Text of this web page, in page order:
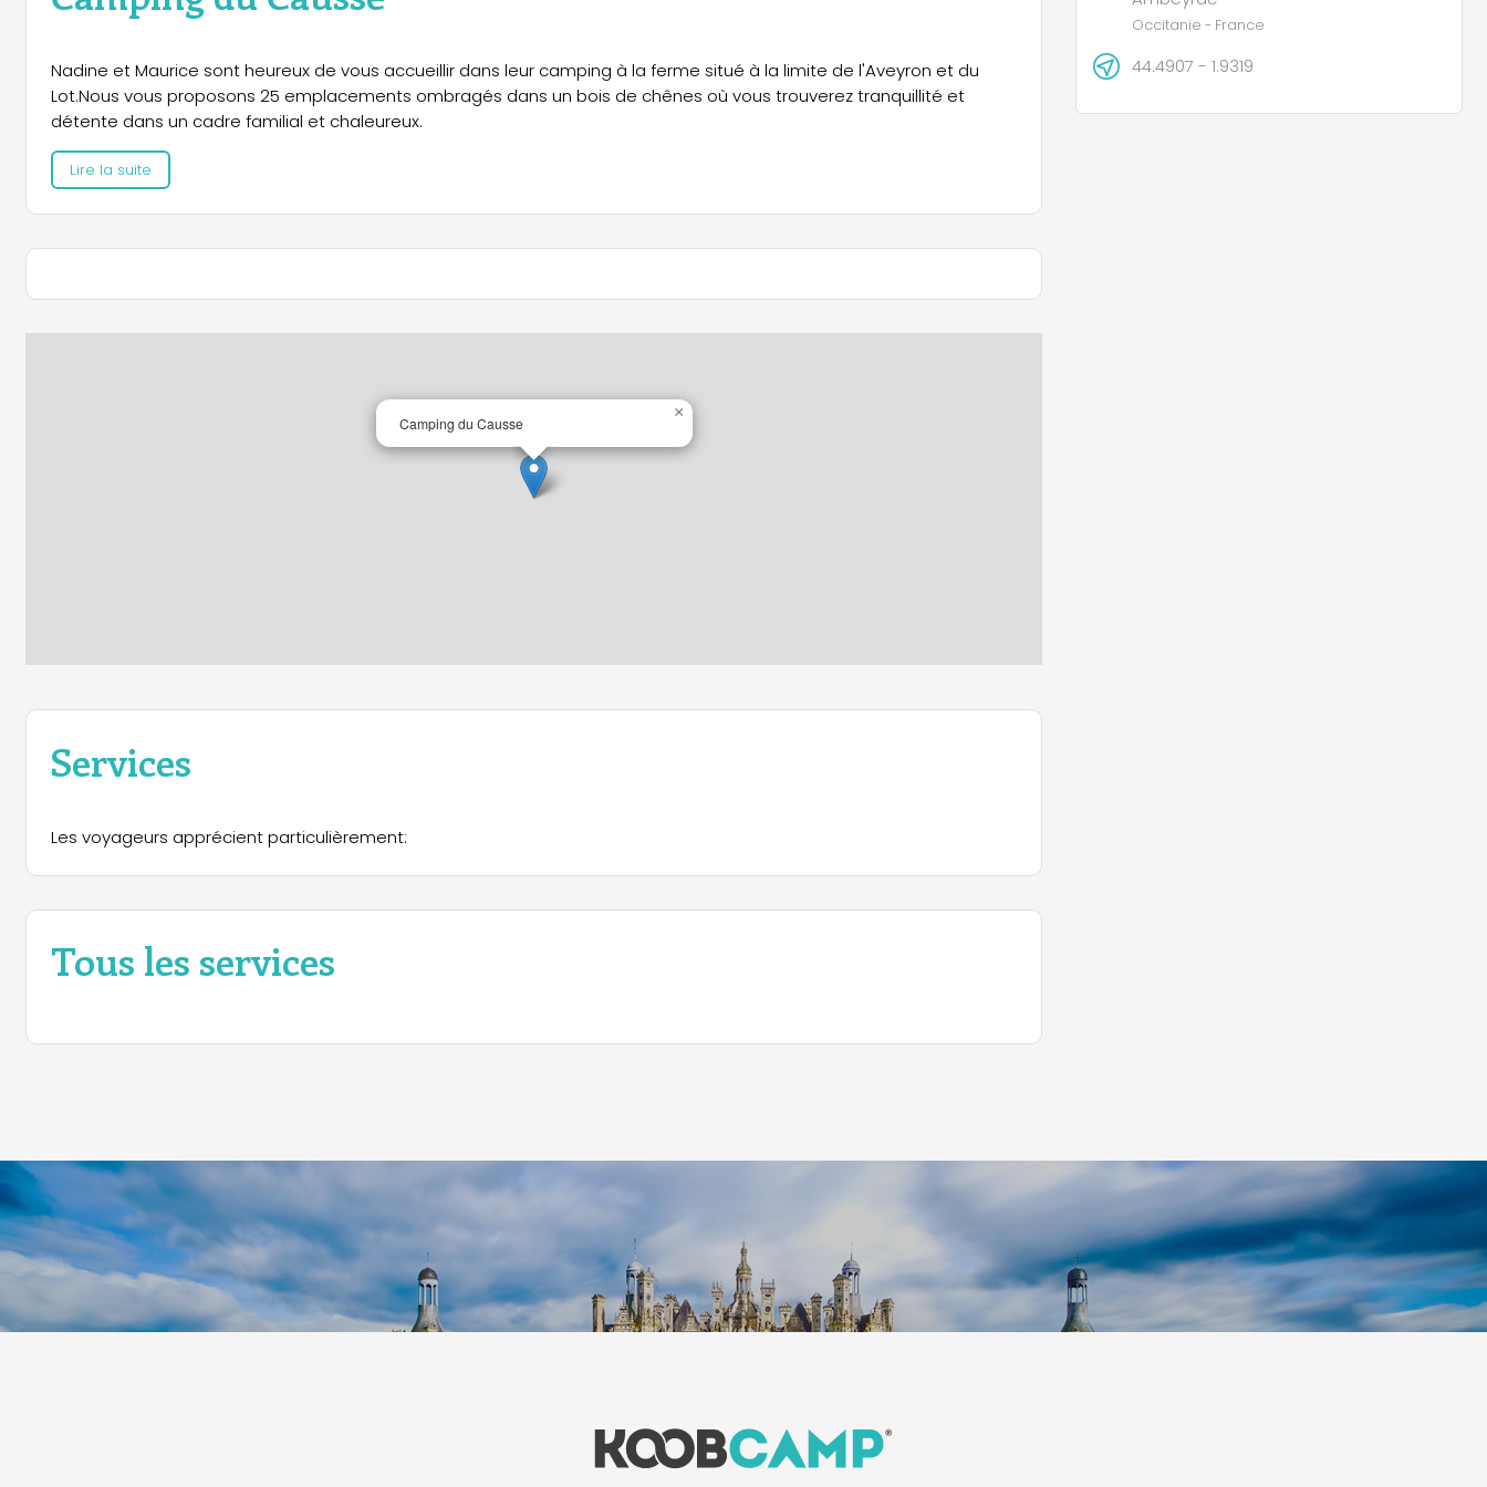
Nadine et Maurice sont heureux de vous accueillir dans leur camping à la ferme situé à la limite de l'Aveyron et du
Lot.Nous vous proposons 25 emplacements ombragés dans un bois de chênes où vous trouverez tranquillité et
détente dans un cadre familial et chaleureux.
Lire la suite
Camping du Causse
×
Services
Les voyageurs apprécient particulièrement:
Tous les services
Occitanie - France
44.4907 - 1.9319